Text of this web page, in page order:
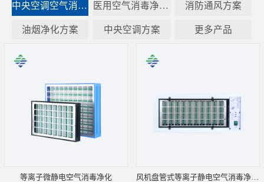
中央空调空气消毒净化器方案 医用空气消毒净化方案 消防通风方案
油烟净化方案 中央空调方案 更多产品
等离子微静电空气消毒净化